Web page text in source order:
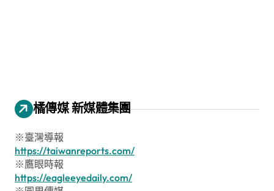
橘傳媒 新媒體集團
※臺灣導報
https://taiwanreports.com/
※鷹眼時報
https://eagleeyedaily.com/